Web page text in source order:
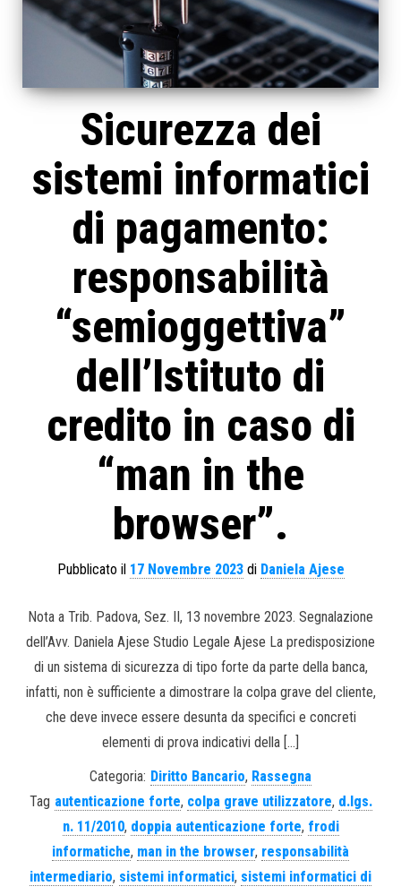
Sicurezza dei
sistemi informatici
di pagamento:
responsabilità
“semioggettiva”
dell’Istituto di
credito in caso di
“man in the
browser”.
Pubblicato il 17 Novembre 2023di Daniela Ajese
Nota a Trib. Padova, Sez. II, 13 novembre 2023. Segnalazione
dell’Avv. Daniela Ajese Studio Legale Ajese La predisposizione
di un sistema di sicurezza di tipo forte da parte della banca,
infatti, non è sufficiente a dimostrare la colpa grave del cliente,
che deve invece essere desunta da specifici e concreti
elementi di prova indicativi della […]
Categoria: Diritto Bancario, Rassegna
Tag autenticazione forte, colpa grave utilizzatore, d.lgs.
n. 11/2010, doppia autenticazione forte, frodi
informatiche, man in the browser, responsabilità
intermediario, sistemi informatici, sistemi informatici di